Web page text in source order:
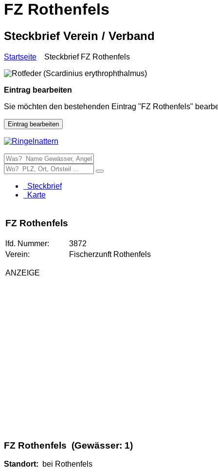
FZ Rothenfels
Steckbrief Verein / Verband
Startseite Steckbrief FZ Rothenfels
Eintrag bearbeiten
Sie möchten den bestehenden Eintrag "FZ Rothenfels"
Eintrag bearbeiten
Steckbrief
Karte
FZ Rothenfels
lfd. Nummer:
3872
Verein:
Fischerzunft Rothenfels
ANZEIGE
FZ Rothenfels (Gewässer: 1)
Standort: bei Rothenfels